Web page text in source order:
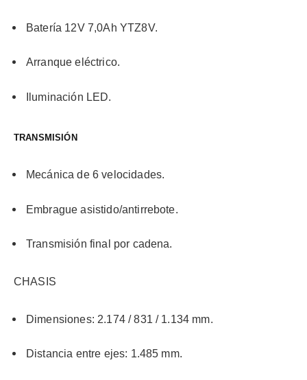
Batería 12V 7,0Ah YTZ8V.
Arranque eléctrico.
Iluminación LED.
TRANSMISIÓN
Mecánica de 6 velocidades.
Embrague asistido/antirrebote.
Transmisión final por cadena.
CHASIS
Dimensiones: 2.174 / 831 / 1.134 mm.
Distancia entre ejes: 1.485 mm.